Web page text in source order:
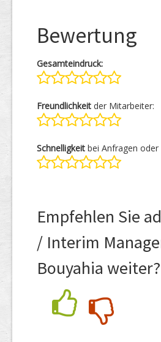
Bewertung
Gesamteindruck:
Freundlichkeit der Mitarbeiter:
Schnelligkeit bei Anfragen oder
Empfehlen Sie
/ Interim
Bouyahia weiter?